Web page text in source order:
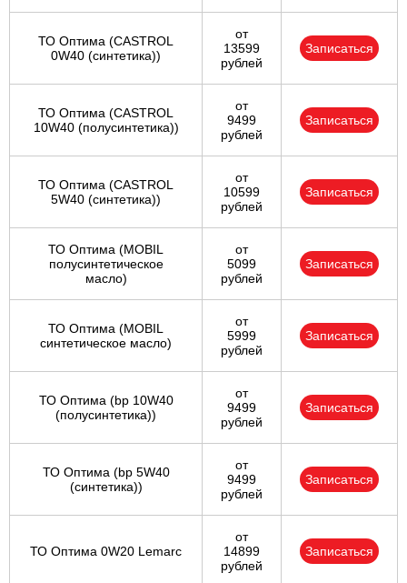
ТО Оптима (CASTROL
0W40 (синтетика))
от
13599
рублей
Записаться
ТО Оптима (CASTROL
10W40 (полусинтетика))
от
9499
рублей
Записаться
ТО Оптима (CASTROL
5W40 (синтетика))
от
10599
рублей
Записаться
ТО Оптима (MOBIL
полусинтетическое
масло)
от
5099
рублей
Записаться
ТО Оптима (MOBIL
синтетическое масло)
от
5999
рублей
Записаться
ТО Оптима (bp 10W40
(полусинтетика))
от
9499
рублей
Записаться
ТО Оптима (bp 5W40
(синтетика))
от
9499
рублей
Записаться
ТО Оптима 0W20 Lemarc
от
14899
рублей
Записаться